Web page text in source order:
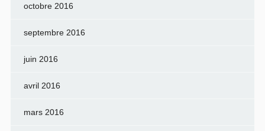
octobre 2016
septembre 2016
juin 2016
avril 2016
mars 2016